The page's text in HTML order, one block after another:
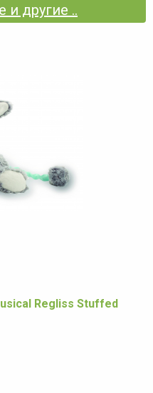
и другие ..
Regliss Stuffed